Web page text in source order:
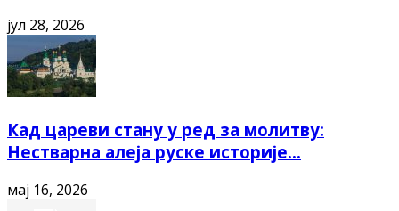
јул 28, 2026
Кад цареви стану у ред за молитву:
Нестварна алеја руске историје...
мај 16, 2026